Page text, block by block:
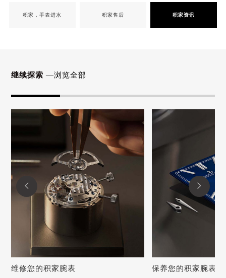
积家，手表进水 积家售后 积家资讯
继续探索 —浏览全部
维修您的积家腕表 保养您的积家腕表

